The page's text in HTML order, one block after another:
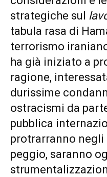
strategiche sul
tabula rasa di
terrorismo
ha già iniziato a
ragione,
durissime
ostracismi da
pubblica
protrarranno negli
peggio, saranno